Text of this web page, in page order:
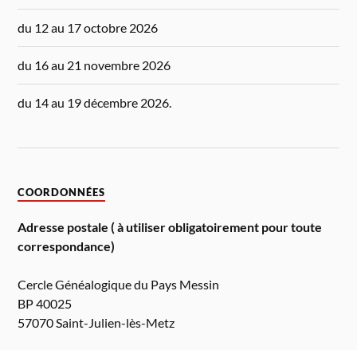
du 12 au 17 octobre 2026
du 16 au 21 novembre 2026
du 14 au 19 décembre 2026.
COORDONNÉES
Adresse postale ( à utiliser obligatoirement pour toute
correspondance)
Cercle Généalogique du Pays Messin
BP 40025
57070 Saint-Julien-lès-Metz